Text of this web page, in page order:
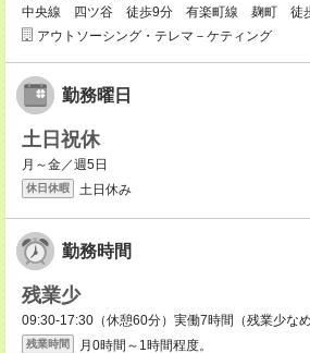
中央線 四ツ谷 徒歩9分 有楽町線 麹町 徒
アウトソーシング・テレマ－ケティング
勤務曜日
土日祝休
月～金／週5日
休日休暇 土日休み
勤務時間
残業少
09:30-17:30（休憩60分）実働7時間（残業少なめ
残業時間
月0時間～1時間程度。